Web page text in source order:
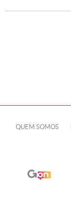
QUEM SOMOS